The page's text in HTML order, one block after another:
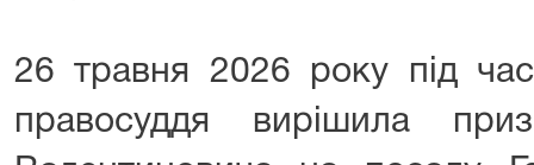
26 травня 2026 року під
правосуддя вирішила